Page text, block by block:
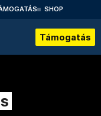
SHOP
Támogatás